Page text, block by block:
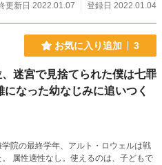
更新日 2022.01.07
登録日 2022.01.04
お気に入り追加 3
迷宮で見捨てられた僕は七罪
なった幼なじみに追いつく
院の最終学年、アルト・ロウェルは戦
もで